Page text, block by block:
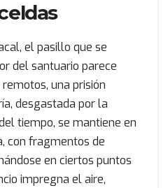
el pasillo que se
del santuario parece
una prisión
desgastada por la
tiempo, se mantiene en
con fragmentos de
en ciertos puntos
impregna el aire,